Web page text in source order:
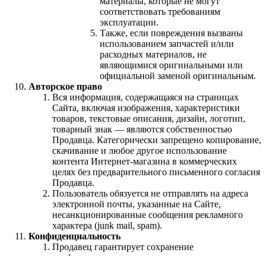
соответствовать требованиям
эксплуатации.
Также, если повреждения вызваны
использованием запчастей и/или
расходных материалов, не
являющимися оригинальными или
официальной заменой оригинальным.
Авторское право
Вся информация, содержащаяся на страницах
Сайта, включая изображения, характеристики
товаров, текстовые описания, дизайн, логотип,
товарный знак — являются собственностью
Продавца. Категорически запрещено копирование,
скачивание и любое другое использование
контента Интернет-магазина в коммерческих
целях без предварительного письменного согласия
Продавца.
Пользователь обязуется не отправлять на адреса
электронной почты, указанные на Сайте,
несанкционированные сообщения рекламного
характера (junk mail, spam).
Конфиденциальность
Продавец гарантирует сохранение